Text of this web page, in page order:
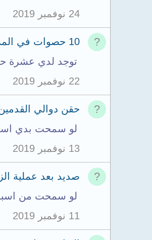
24 نوفمبر 2019
10 حصوات في المراره
توجد لدي عشرة حصوات في
22 نوفمبر 2019
حقن دوالي
لو سمحت بدي
13 نوفمبر 2019
صديد بعد عملية
لو سمحت من
11 نوفمبر 2019